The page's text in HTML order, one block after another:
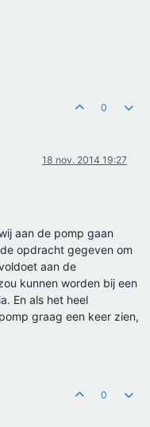
0
18 nov. 2014 19:27
aan de pomp gaan
opdracht gegeven om
aan de
kunnen worden bij een
En als het heel
graag een keer zien,
0